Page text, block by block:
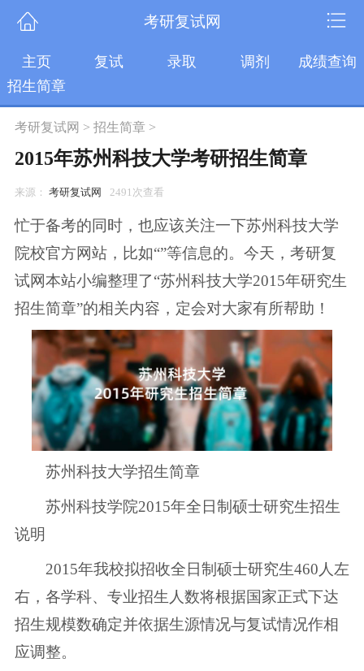
考研复试网
主页 复试 录取 调剂
成绩查询
招生简章
考研复试网 > 招生简章>
2015年苏州科技大学考研招生简章
来源： 考研复试网 2491次查看
忙于备考的同时，也应该关注一下苏州科技大学
院校官方网站，比如“”等信息的。今天，考研复
试网本站小编整理了“苏州科技大学2015年研究生
招生简章”的相关内容，定会对大家有所帮助！
苏州科技大学招生简章
苏州科技学院2015年全日制硕士研究生招生
说明
2015年我校拟招收全日制硕士研究生460人左
右，各学科、专业招生人数将根据国家正式下达
招生规模数确定并依据生源情况与复试情况作相
应调整。